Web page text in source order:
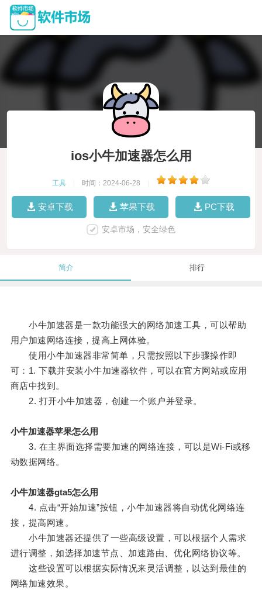
ios小牛加速器怎么用
工具 时间：2024-06-28
安卓下载 苹果下载 PC下载
安卓市场，安全绿色
简介 排行
小牛加速器是一款功能强大的网络加速工具，可以帮助
用户加速网络连接，提高上网体验。
使用小牛加速器非常简单，只需按照以下步骤操作即
可：1. 下载并安装小牛加速器软件，可以在官方网站或应用
商店中找到。
2. 打开小牛加速器，创建一个账户并登录。
小牛加速器苹果怎么用
3. 在主界面选择需要加速的网络连接，可以是Wi-Fi或移
动数据网络。
小牛加速器gta5怎么用
4. 点击“开始加速”按钮，小牛加速器将自动优化网络连
接，提高网速。
小牛加速器还提供了一些高级设置，可以根据个人需求
进行调整，如选择加速节点、加速路由、优化网络协议等。
这些设置可以根据实际情况来灵活调整，以达到最佳的
网络加速效果。